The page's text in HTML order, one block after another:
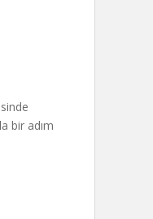
bir adım